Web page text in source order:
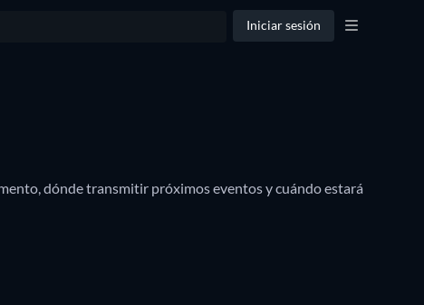
Iniciar sesión
dónde transmitir próximos eventos y cuándo estará